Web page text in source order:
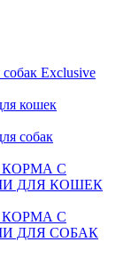
Exclusive
кошек
собак
С
ДЛЯ КОШЕК
С
ДЛЯ СОБАК